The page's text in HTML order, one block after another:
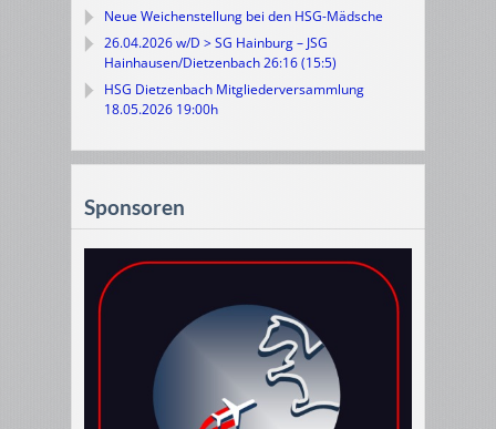
Neue Weichenstellung bei den HSG-Mädsche
26.04.2026 w/D > SG Hainburg – JSG
Hainhausen/Dietzenbach 26:16 (15:5)
HSG Dietzenbach Mitgliederversammlung
18.05.2026 19:00h
Sponsoren